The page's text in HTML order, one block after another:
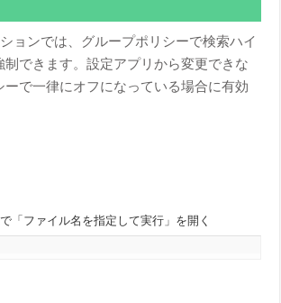
ョンでは、グループポリシーで検索ハイ
制できます。設定アプリから変更できな
ーで一律にオフになっている場合に有効
「ファイル名を指定して実行」を開く